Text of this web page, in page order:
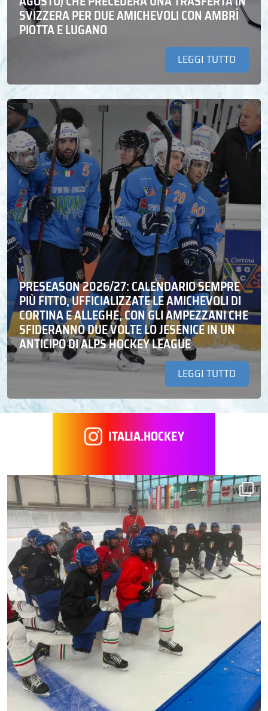
SVIZZERA PER DUE AMICHEVOLI CON AMBRÌ
PIOTTA E LUGANO
LEGGI TUTTO
PRESEASON 2026/27: CALENDARIO SEMPRE
PIÙ FITTO, UFFICIALIZZATE LE AMICHEVOLI DI
CORTINA E ALLEGHE, CON GLI AMPEZZANI CHE
SFIDERANNO DUE VOLTE LO JESENICE IN UN
ANTICIPO DI ALPS HOCKEY LEAGUE
LEGGI TUTTO
ITALIA.HOCKEY